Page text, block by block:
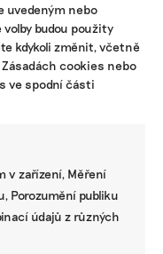
uvedeným nebo
budou použity
kdykoli změnit, včetně
cookies nebo
ve spodní části
v zařízení, Měření
Porozumění publiku
údajů z různých
načerno
může Česko
Ve hře jsou